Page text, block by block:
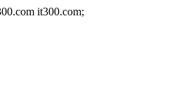
it300.com;